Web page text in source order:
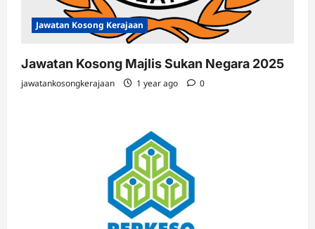
Jawatan Kosong Kerajaan
Jawatan Kosong Majlis Sukan Negara 2025
jawatankosongkerajaan 1 year ago 0